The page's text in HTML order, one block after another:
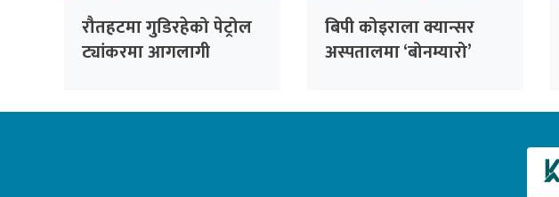
रौतहटमा गुडिरहेको पेट्रोल
ट्यांकरमा आगलागी
बिपी कोइराला क्यान्सर
अस्पतालमा ‘बोनम्यारो’